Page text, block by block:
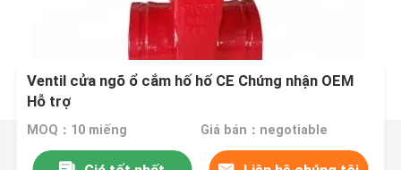
Ventil cửa ngõ ổ cắm hố hố CE Chứng nhận OEM
Hỗ trợ
MOQ：10 miếng Giá bán：negotiable